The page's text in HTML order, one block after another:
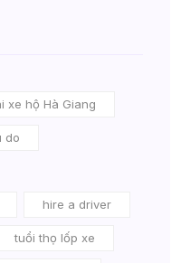
xe hộ Hà Giang
do
hire a driver
tuổi thọ lốp xe